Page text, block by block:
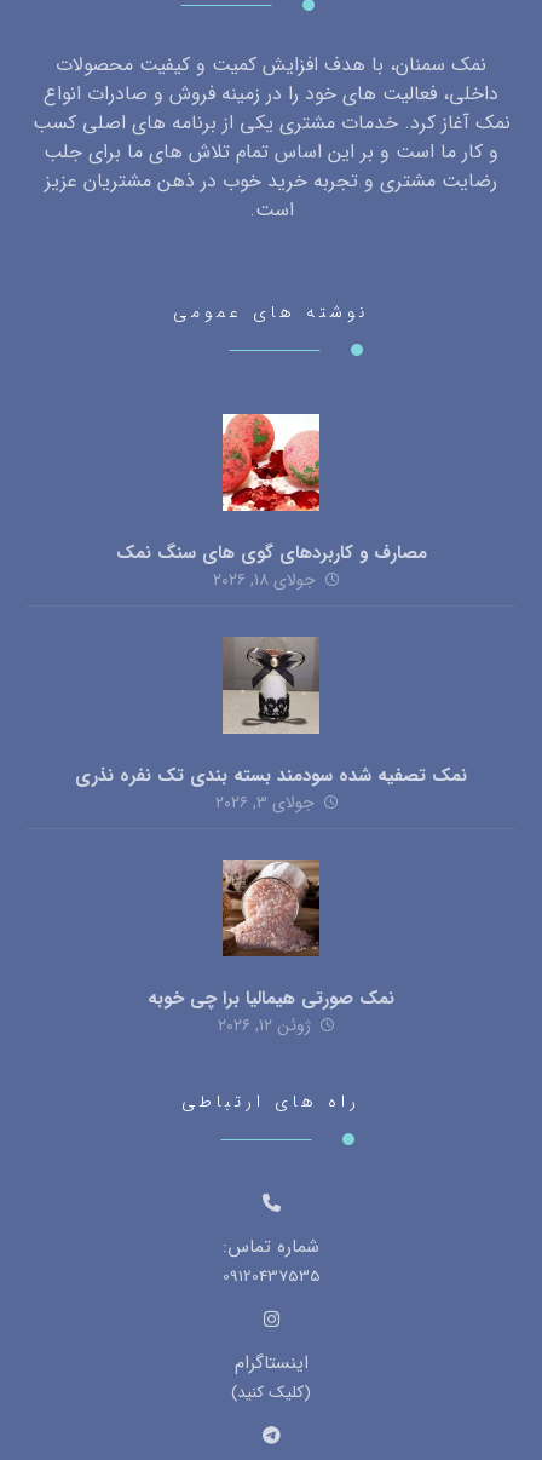
نمک سمنان، با هدف افزایش کمیت و کیفیت محصولات
داخلی، فعالیت های خود را در زمینه فروش و صادرات انواع
نمک آغاز کرد. خدمات مشتری یکی از برنامه های اصلی کسب
و کار ما است و بر این اساس تمام تلاش های ما برای جلب
رضایت مشتری و تجربه خرید خوب در ذهن مشتریان عزیز
است.
نوشته های عمومی
مصارف و کاربردهای گوی های سنگ نمک
جولای ۱۸, ۲۰۲۶
نمک تصفیه شده سودمند بسته بندی تک نفره نذری
جولای ۳, ۲۰۲۶
نمک صورتی هیمالیا برا چی خوبه
ژوئن ۱۲, ۲۰۲۶
راه های ارتباطی
شماره تماس:
09120437535
اینستاگرام
(کلیک کنید)